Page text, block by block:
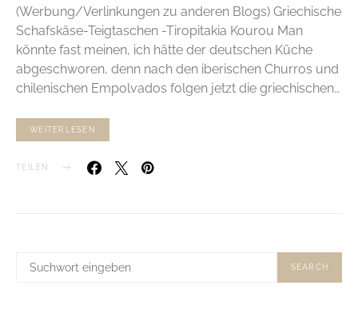
(Werbung/Verlinkungen zu anderen Blogs) Griechische
Schafskäse-Teigtaschen -Tiropitakia Kourou Man
könnte fast meinen, ich hätte der deutschen Küche
abgeschworen, denn nach den iberischen Churros und
chilenischen Empolvados folgen jetzt die griechischen…
WEITERLESEN
TEILEN
SUCHE
SEARCH